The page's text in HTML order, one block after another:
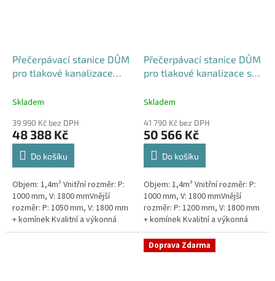
Přečerpávací stanice DŮM
pro tlakové kanalizace
Skladem
39 990 Kč bez DPH
48 388 Kč
Do košíku
Objem: 1,4m³ Vnitřní rozměr: P:
1000 mm, V: 1800 mmVnější
rozměr: P: 1050 mm, V: 1800 mm
+ komínek Kvalitní a výkonná
přečerpávací stanice k
Přečerpávací stanice DŮM
pro tlakové kanalizace se
obetonování - nádrž 1,4m3
Skladem
41 790 Kč bez DPH
50 566 Kč
Do košíku
Objem: 1,4m³ Vnitřní rozměr: P:
1000 mm, V: 1800 mmVnější
rozměr: P: 1200 mm, V: 1800 mm
+ komínek Kvalitní a výkonná
přečerpávací stanice k
rodinným domům,
provozovnám,...
Doprava Zdarma